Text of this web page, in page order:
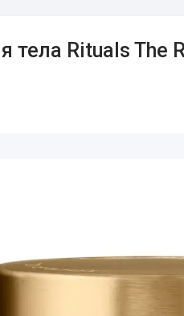
тела Rituals The